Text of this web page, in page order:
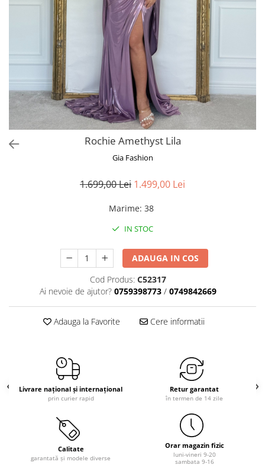
Blanuri
Paltoane
Sacouri
Tricouri
Traditional
Rochie Amethyst Lila
Gia Fashion
1.699,00 Lei 1.499,00 Lei
Marime: 38
IN STOC
ADAUGA IN COS
Cod Produs: C52317
Ai nevoie de ajutor? 0759398773 / 0749842669
Adauga la Favorite Cere informatii
Livrare național și internațional
prin curier rapid
Retur garantat
în termen de 14 zile
Calitate
garantată și modele diverse
Orar magazin fizic
luni-vineri 9-20
sambata 9-16